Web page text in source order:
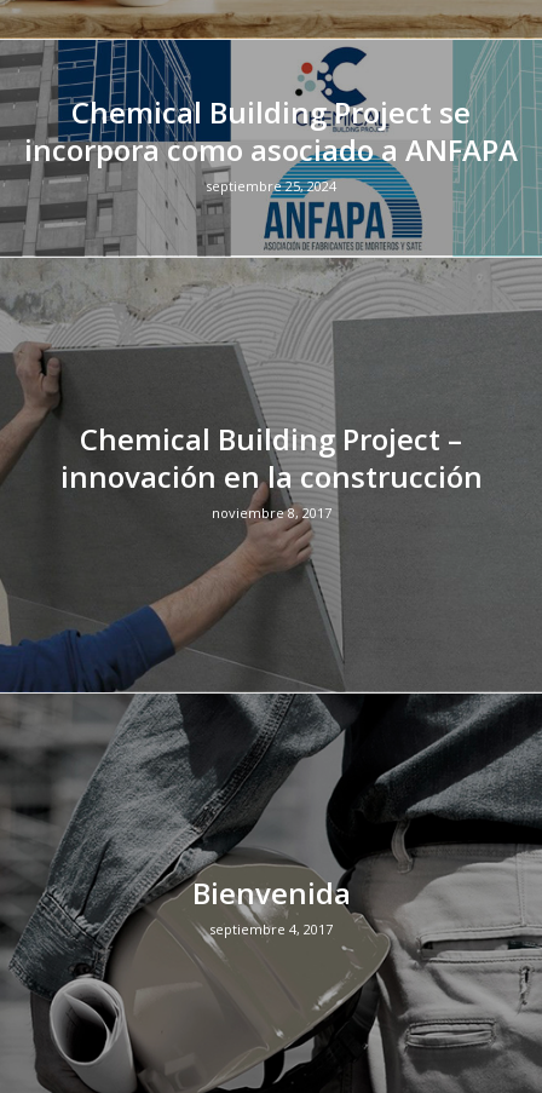
Chemical Building Project se
incorpora como asociado a ANFAPA
septiembre 25, 2024
Chemical Building Project –
innovación en la construcción
noviembre 8, 2017
Bienvenida
septiembre 4, 2017